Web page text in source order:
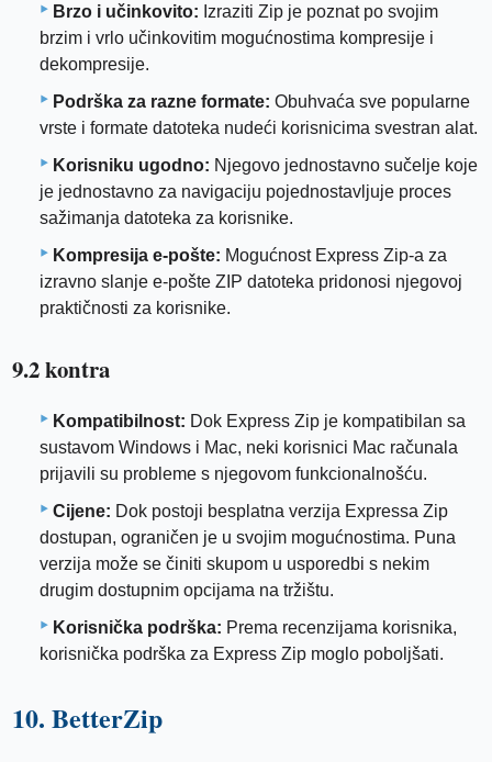
Brzo i učinkovito: Izraziti Zip je poznat po svojim
brzim i vrlo učinkovitim mogućnostima kompresije i
dekompresije.
Podrška za razne formate: Obuhvaća sve popularne
vrste i formate datoteka nudeći korisnicima svestran alat.
Korisniku ugodno: Njegovo jednostavno sučelje koje
je jednostavno za navigaciju pojednostavljuje proces
sažimanja datoteka za korisnike.
Kompresija e-pošte: Mogućnost Express Zip-a za
izravno slanje e-pošte ZIP datoteka pridonosi njegovoj
praktičnosti za korisnike.
9.2 kontra
Kompatibilnost: Dok Express Zip je kompatibilan sa
sustavom Windows i Mac, neki korisnici Mac računala
prijavili su probleme s njegovom funkcionalnošću.
Cijene: Dok postoji besplatna verzija Expressa Zip
dostupan, ograničen je u svojim mogućnostima. Puna
verzija može se činiti skupom u usporedbi s nekim
drugim dostupnim opcijama na tržištu.
Korisnička podrška: Prema recenzijama korisnika,
korisnička podrška za Express Zip moglo poboljšati.
10. BetterZip